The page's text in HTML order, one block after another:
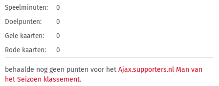
Speelminuten:
0
Doelpunten:
0
Gele kaarten:
0
Rode kaarten:
0
behaalde nog geen punten voor het Ajax.supporters.nl Man van
het Seizoen klassement.